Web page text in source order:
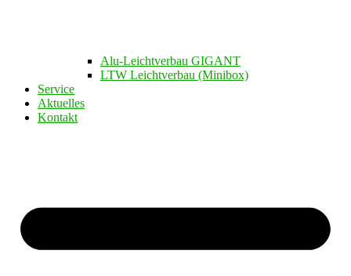
Alu-Leichtverbau GIGANT
LTW Leichtverbau (Minibox)
Service
Aktuelles
Kontakt